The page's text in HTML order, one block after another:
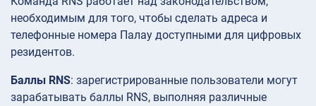
необходимым для того, чтобы сделать адреса и
телефонные номера Палау доступными для цифровых
резидентов.
Баллы RNS: зарегистрированные пользователи могут
зарабатывать баллы RNS, выполняя различные